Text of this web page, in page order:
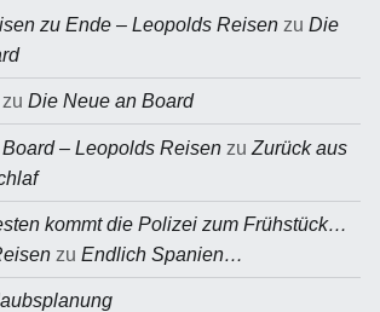
zu Ende – Leopolds Reisenzu Die
Die Neue an Board
– Leopolds Reisenzu Zurück aus
kommt die Polizei zum Frühstück…
zu Endlich Spanien…